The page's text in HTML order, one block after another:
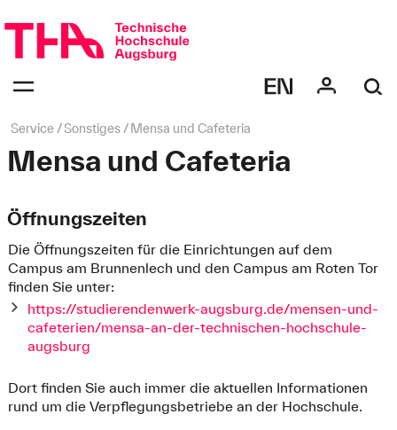
überspringen
bestätigen
des
Seitenpfad:
Service Sonstiges Mensa und Cafeteria
Mensa und Cafeteria
Öffnungszeiten
Die Öffnungszeiten für die Einrichtungen auf dem
Campus am Brunnenlech und den Campus am Roten Tor
finden Sie unter:
https://studierendenwerk-augsburg.de/mensen-und-
cafeterien/mensa-an-der-technischen-hochschule-
augsburg
Dort finden Sie auch immer die aktuellen Informationen
rund um die Verpflegungsbetriebe an der Hochschule.